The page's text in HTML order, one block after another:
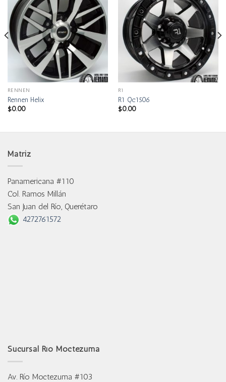
RENNEN
Rennen Helix
$0.00
R1
R1 Qc1506
$0.00
Matriz
Panamericana #110
Col. Ramos Millán
San Juan del Río, Querétaro
4272761572
Sucursal Río Moctezuma
Av. Río Moctezuma #103